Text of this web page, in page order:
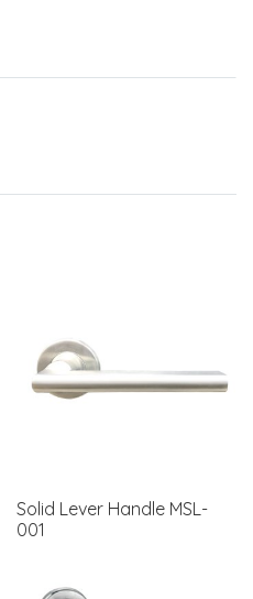
Solid Lever Handle MSL-
001